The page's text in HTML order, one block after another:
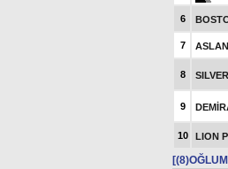
6
7
8
9
10 LION